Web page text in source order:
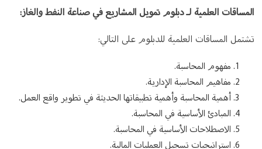
المساقات العلمية لـ دبلوم تمويل المشاريع في صناعة النفط والغاز:
تشتمل المساقات العلمية للدبلوم على التالي:
مفهوم المحاسبة.
مفاهيم المحاسبة الإدارية.
أهمية المحاسبة وأهمية تطبيقاتها الحديثة في تطوير واقع العمل.
المبادئ الأساسية في المحاسبة.
الاصطلاحات الأساسية في المحاسبة.
استراتيجيات تسجيل العمليات المالية.